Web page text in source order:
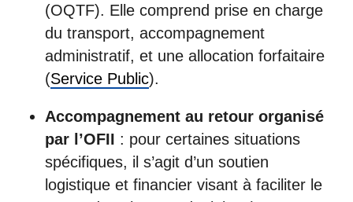
(OQTF). Elle comprend prise en charge
du transport, accompagnement
administratif, et une allocation forfaitaire
(Service Public).
Accompagnement au retour organisé
par l’OFII : pour certaines situations
spécifiques, il s’agit d’un soutien
logistique et financier visant à faciliter le